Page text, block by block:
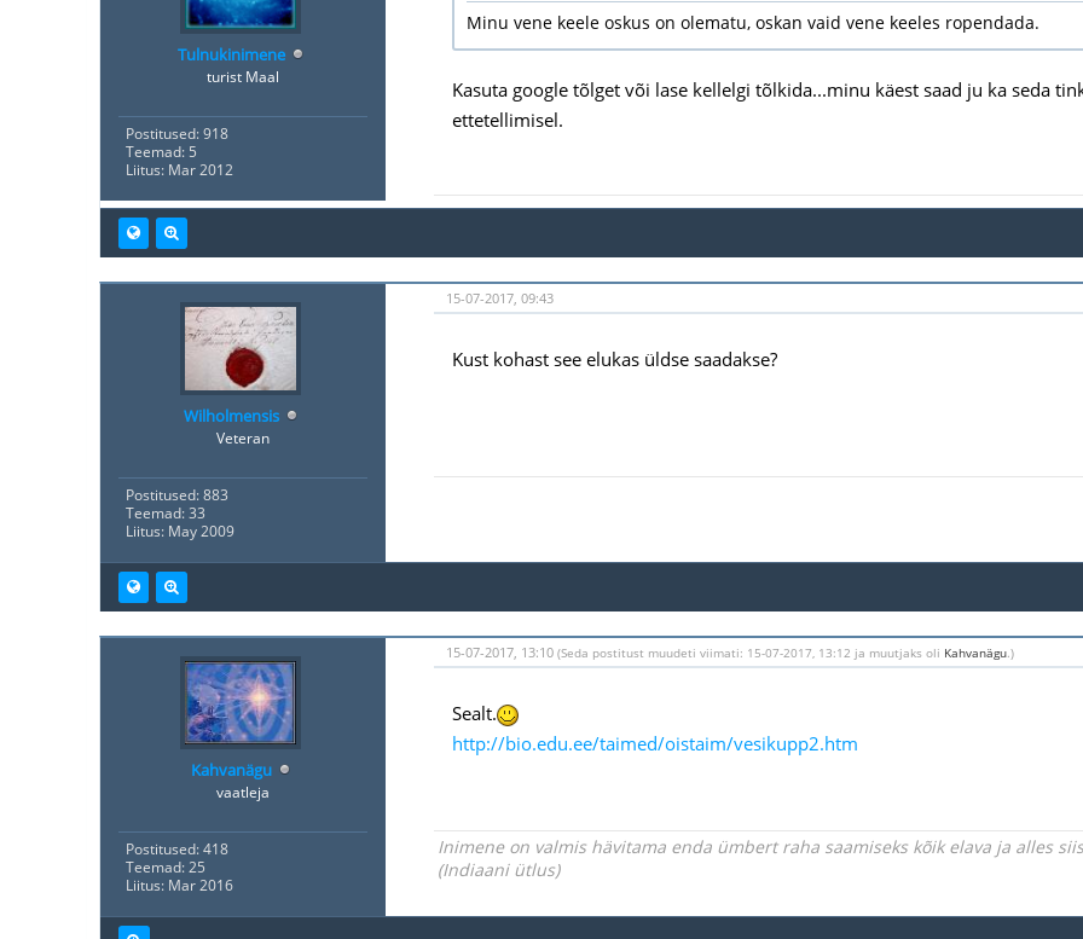
Tulnukinimene
turist Maal
Postitused: 918
Teemad: 5
Liitus: Mar 2012
Minu vene keele oskus on olematu, oskan vaid vene keeles ropendada.
Kasuta google tõlget või lase kellelgi tõlkida...minu käest saad ju ka seda
ettetellimisel.
Wilholmensis
Veteran
Postitused: 883
Teemad: 33
Liitus: May 2009
15-07-2017, 09:43
Kust kohast see elukas üldse saadakse?
Kahvanägu
vaatleja
Postitused: 418
Teemad: 25
Liitus: Mar 2016
15-07-2017, 13:10 (Seda postitust muudeti viimati: 15-07-2017, 13:12 ja muutjaks oli Kahvanägu.)
Sealt.
http://bio.edu.ee/taimed/oistaim/vesikupp2.htm
Inimene on valmis hävitama enda ümbert raha saamiseks kõik elava ja alles
(Indiaani ütlus)